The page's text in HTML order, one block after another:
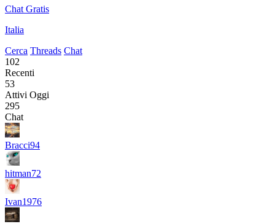
Chat Gratis
Italia
Cerca Threads Chat
102
Recenti
53
Attivi Oggi
295
Chat
Bracci94
hitman72
Ivan1976